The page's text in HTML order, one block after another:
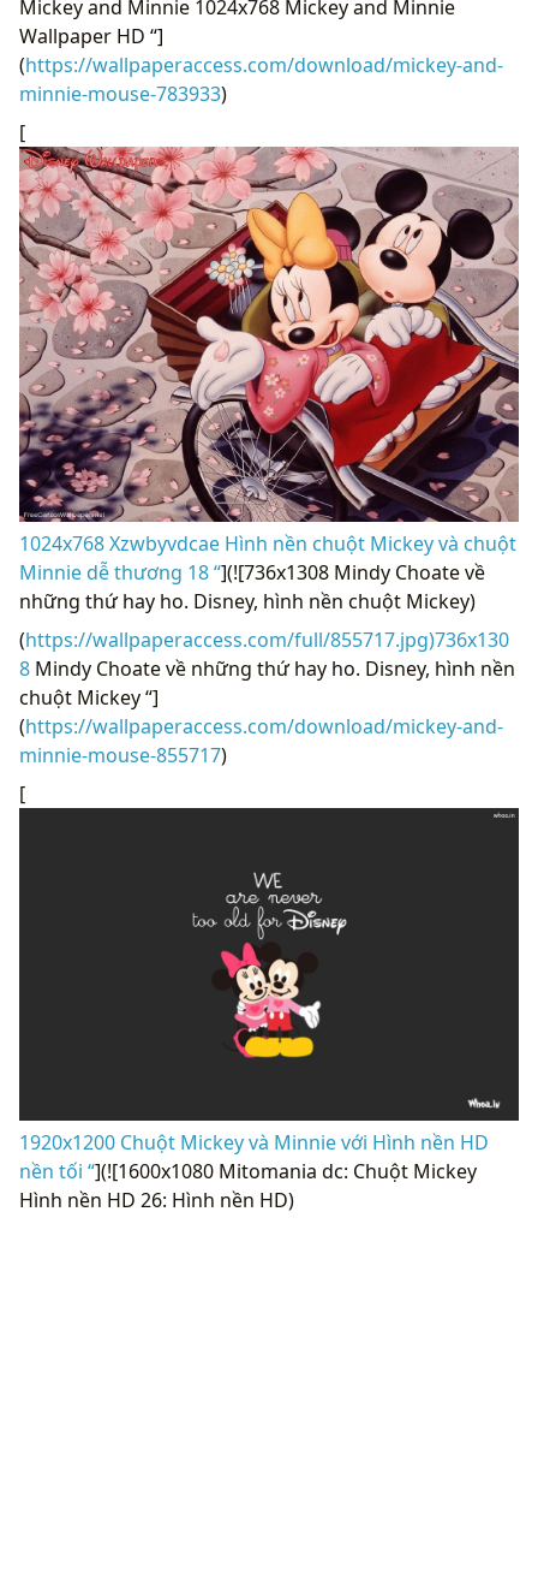
Mickey and Minnie 1024x768 Mickey and Minnie
Wallpaper HD “]
(https://wallpaperaccess.com/download/mickey-and-
minnie-mouse-783933)
[
1024x768 Xzwbyvdcae Hình nền chuột Mickey và chuột
Minnie dễ thương 18 “](![736x1308 Mindy Choate về
những thứ hay ho. Disney, hình nền chuột Mickey)
(https://wallpaperaccess.com/full/855717.jpg)736x130
8 Mindy Choate về những thứ hay ho. Disney, hình nền
chuột Mickey “]
(https://wallpaperaccess.com/download/mickey-and-
minnie-mouse-855717)
[
1920x1200 Chuột Mickey và Minnie với Hình nền HD
nền tối “](![1600x1080 Mitomania dc: Chuột Mickey
Hình nền HD 26: Hình nền HD)